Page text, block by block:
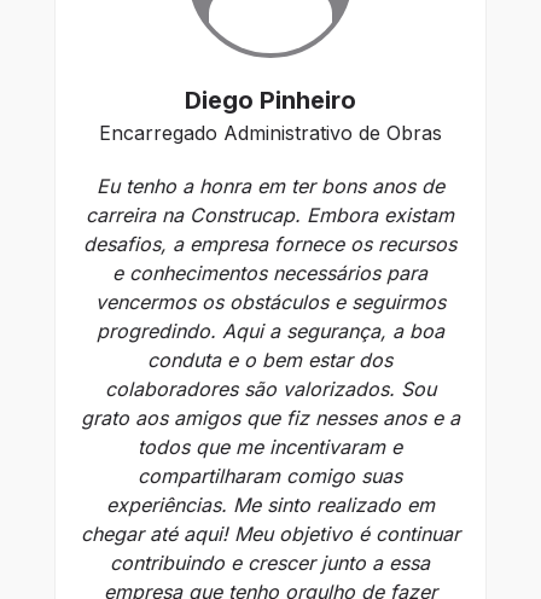
Diego Pinheiro
Encarregado Administrativo de Obras
Eu tenho a honra em ter bons anos de
carreira na Construcap. Embora existam
desafios, a empresa fornece os recursos
e conhecimentos necessários para
vencermos os obstáculos e seguirmos
progredindo. Aqui a segurança, a boa
conduta e o bem estar dos
colaboradores são valorizados. Sou
grato aos amigos que fiz nesses anos e a
todos que me incentivaram e
compartilharam comigo suas
experiências. Me sinto realizado em
chegar até aqui! Meu objetivo é continuar
contribuindo e crescer junto a essa
empresa que tenho orgulho de fazer